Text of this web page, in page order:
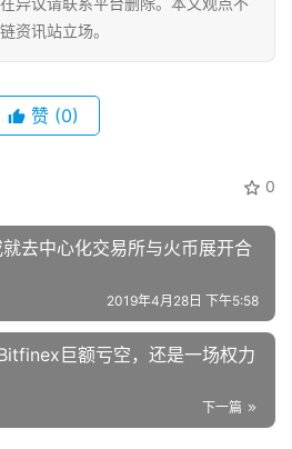
资讯站立场。
赞 (0)
0
去中心化交易所与火币展开合
2019年4月28日 下午5:58
巨额亏空，还是一场权力
下一篇